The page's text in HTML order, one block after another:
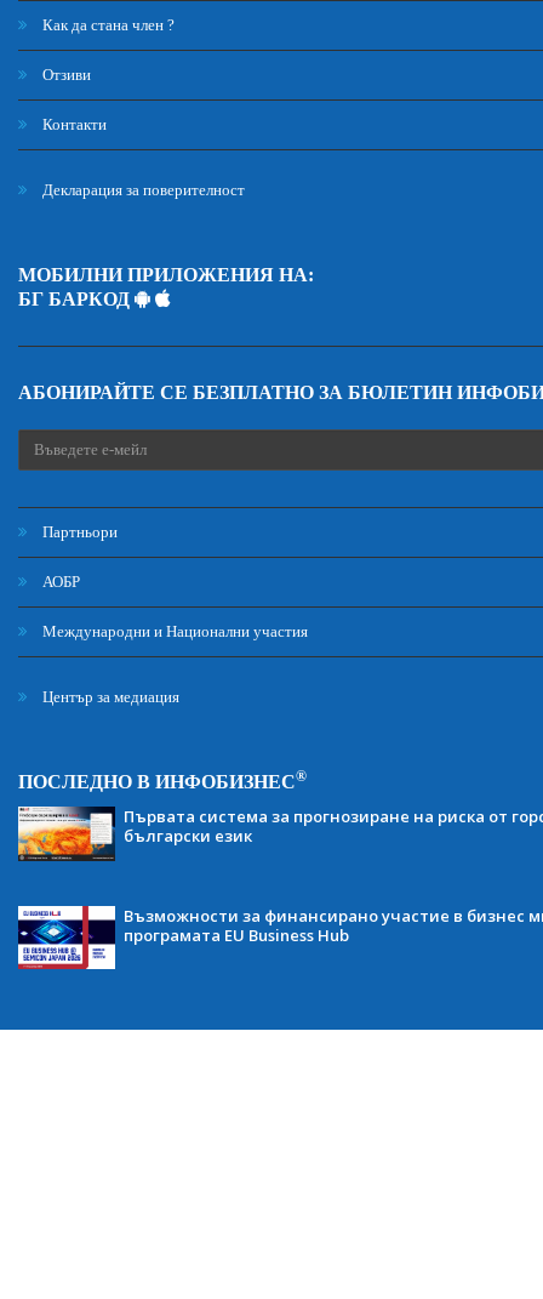
Как да стана член ?
Отзиви
Контакти
Декларация за поверителност
МОБИЛНИ ПРИЛОЖЕНИЯ НА:
БГ БАРКОД
АБОНИРАЙТЕ СЕ БЕЗПЛАТНО ЗА БЮЛЕТИН
Партньори
АОБР
Международни и Национални участия
Център за медиация
ПОСЛЕДНО В ИНФОБИЗНЕС®
Първата система за прогнозиране на риска от
български език
Възможности за финансирано участие в бизнес
програмата EU Business Hub